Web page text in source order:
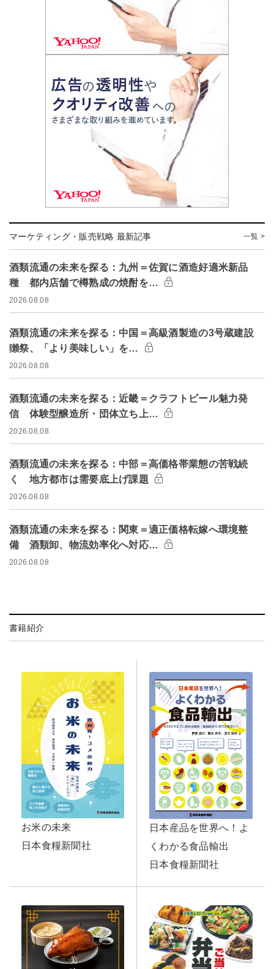
マーケティング・販売戦略 最新記事 一覧 >
酒類流通の未来を探る：九州＝佐賀に酒造好適米新品
種 都内店舗で樽熟成の焼酎を…
2026.08.08
酒類流通の未来を探る：中国＝高級酒製造の3号蔵建設
獺祭、「より美味しい」を…
2026.08.08
酒類流通の未来を探る：近畿＝クラフトビール魅力発
信 体験型醸造所・団体立ち上…
2026.08.08
酒類流通の未来を探る：中部＝高価格帯業態の苦戦続
く 地方都市は需要底上げ課題
2026.08.08
酒類流通の未来を探る：関東＝適正価格転嫁へ環境整
備 酒類卸、物流効率化へ対応…
2026.08.08
書籍紹介
お米の未来
日本食糧新聞社
日本産品を世界へ！よ
くわかる食品輸出
日本食糧新聞社